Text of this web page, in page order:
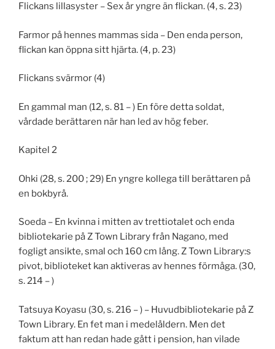
Flickans lillasyster – Sex år yngre än flickan. (4, s. 23)
Farmor på hennes mammas sida – Den enda person,
flickan kan öppna sitt hjärta. (4, p. 23)
Flickans svärmor (4)
En gammal man (12, s. 81 – ) En före detta soldat,
vårdade berättaren när han led av hög feber.
Kapitel 2
Ohki (28, s. 200 ; 29) En yngre kollega till berättaren på
en bokbyrå.
Soeda – En kvinna i mitten av trettiotalet och enda
bibliotekarie på Z Town Library från Nagano, med
fogligt ansikte, smal och 160 cm lång. Z Town Library:s
pivot, biblioteket kan aktiveras av hennes förmåga. (30,
s. 214 – )
Tatsuya Koyasu (30, s. 216 – ) – Huvudbibliotekarie på Z
Town Library. En fet man i medelåldern. Men det
faktum att han redan hade gått i pension, han vilade